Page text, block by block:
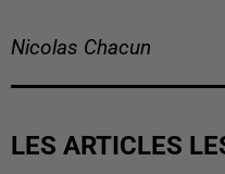
Nicolas Chacun
LES ARTICLES